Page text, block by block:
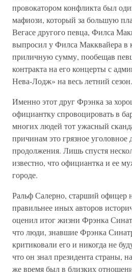
провокатором конфликта был
мафиози, который за большую
Вегасе другого певца, Филса
выпросил у Филса Макквайера в
приличную сумму, пообещав
контракта на его концерты с
Нева-Лодж» на весь летний сезон.
Именно этот друг Фрэнка за
официантку спровоцировать в
многих людей тот ужасный
причинам это грязное уголовное
продолжения. Лишь спустя
известно, что официантка и ее
городе.
Ральф Салерно, старший офицер
правильнее иных авторов
оценил итог жизни Фрэнка
что люди, знавшие Фрэнка
критиковали его и никогда не
что он знал президента страны,
же время был в близких